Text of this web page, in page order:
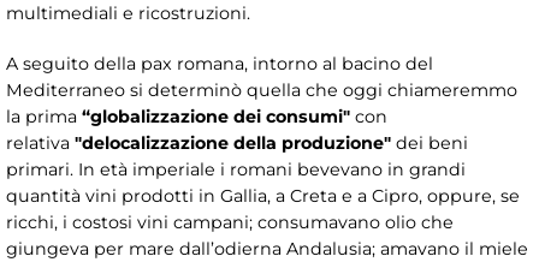
multimediali e ricostruzioni.
A seguito della pax romana, intorno al bacino del
Mediterraneo si determinò quella che oggi chiameremmo
la prima “globalizzazione dei consumi" con
relativa "delocalizzazione della produzione" dei beni
primari. In età imperiale i romani bevevano in grandi
quantità vini prodotti in Gallia, a Creta e a Cipro, oppure, se
ricchi, i costosi vini campani; consumavano olio che
giungeva per mare dall’odierna Andalusia; amavano il miele